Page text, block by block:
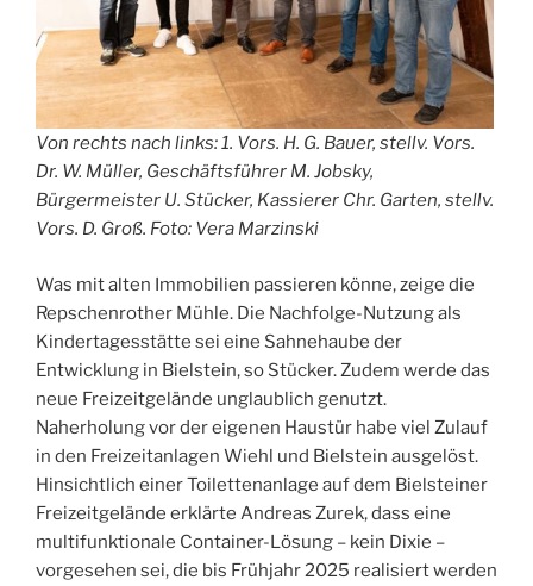
Von rechts nach links: 1. Vors. H. G. Bauer, stellv. Vors.
Dr. W. Müller, Geschäftsführer M. Jobsky,
Bürgermeister U. Stücker, Kassierer Chr. Garten, stellv.
Vors. D. Groß. Foto: Vera Marzinski
Was mit alten Immobilien passieren könne, zeige die
Repschenrother Mühle. Die Nachfolge-Nutzung als
Kindertagesstätte sei eine Sahnehaube der
Entwicklung in Bielstein, so Stücker. Zudem werde das
neue Freizeitgelände unglaublich genutzt.
Naherholung vor der eigenen Haustür habe viel Zulauf
in den Freizeitanlagen Wiehl und Bielstein ausgelöst.
Hinsichtlich einer Toilettenanlage auf dem Bielsteiner
Freizeitgelände erklärte Andreas Zurek, dass eine
multifunktionale Container-Lösung – kein Dixie –
vorgesehen sei, die bis Frühjahr 2025 realisiert werden